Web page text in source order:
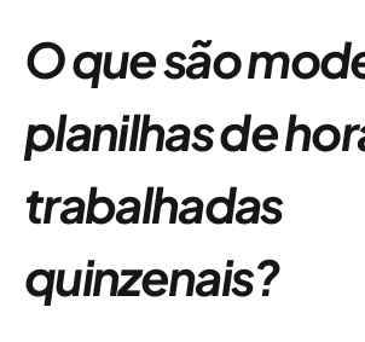
O que são
planilhas de
trabalhadas
quinzenais?